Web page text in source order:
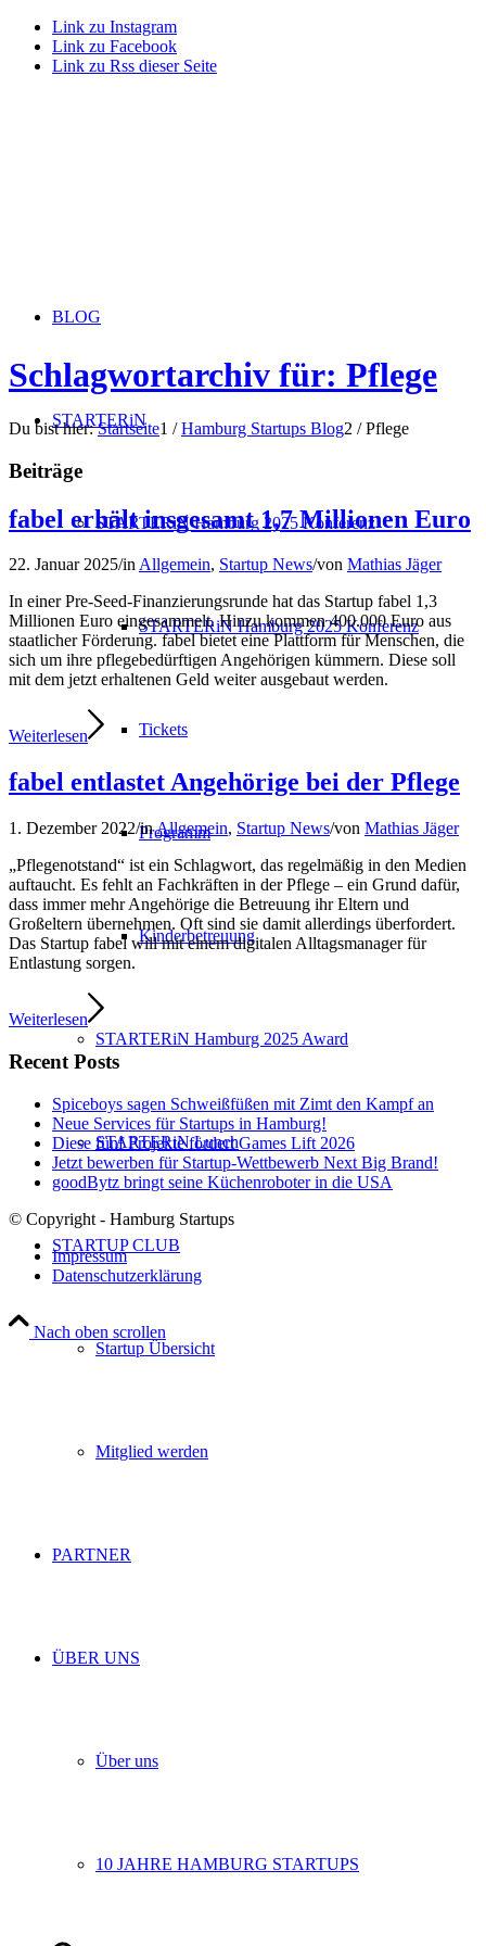
Link zu Instagram
Link zu Facebook
Link zu Rss dieser Seite
BLOG
STARTERiN
STARTERiN Hamburg 2025 Konferenz
STARTERiN Hamburg 2025 Konferenz
Tickets
Programm
Kinderbetreuung
STARTERiN Hamburg 2025 Award
STARTERiN Lunch
STARTUP CLUB
Startup Übersicht
Mitglied werden
PARTNER
ÜBER UNS
Über uns
10 JAHRE HAMBURG STARTUPS
Schlagwortarchiv für: Pflege
Du bist hier: Startseite1 / Hamburg Startups Blog2 / Pflege
Beiträge
fabel erhält insgesamt 1,7 Millionen Euro
22. Januar 2025/inAllgemein, Startup News/von Mathias Jäger
In einer Pre-Seed-Finanzierungsrunde hat das Startup fabel 1,3
Millionen Euro eingesammelt. Hinzu kommen 400.000 Euro aus
staatlicher Förderung. fabel bietet eine Plattform für Menschen, die
sich um ihre pflegebedürftigen Angehörigen kümmern. Diese soll
mit dem jetzt erhaltenen Geld weiter ausgebaut werden.
Weiterlesen
fabel entlastet Angehörige bei der Pflege
1. Dezember 2022/inAllgemein, Startup News/von Mathias Jäger
„Pflegenotstand“ ist ein Schlagwort, das regelmäßig in den Medien
auftaucht. Es fehlt an Fachkräften in der Pflege – ein Grund dafür,
dass immer mehr Angehörige die Betreuung ihr Eltern und
Großeltern übernehmen. Oft sind sie damit allerdings überfordert.
Das Startup fabel will mit einem digitalen Alltagsmanager für
Entlastung sorgen.
Weiterlesen
Recent Posts
Spiceboys sagen Schweißfüßen mit Zimt den Kampf an
Neue Services für Startups in Hamburg!
Diese fünf Projekte fördert Games Lift 2026
Jetzt bewerben für Startup-Wettbewerb Next Big Brand!
goodBytz bringt seine Küchenroboter in die USA
© Copyright - Hamburg Startups
Impressum
Datenschutzerklärung
Nach oben scrollen